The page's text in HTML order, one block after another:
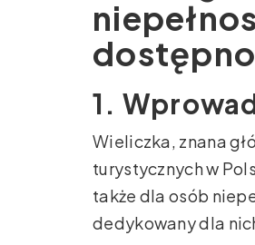
1.
Wieliczka, znana
turystycznych w
także dla osób
dedykowany dla